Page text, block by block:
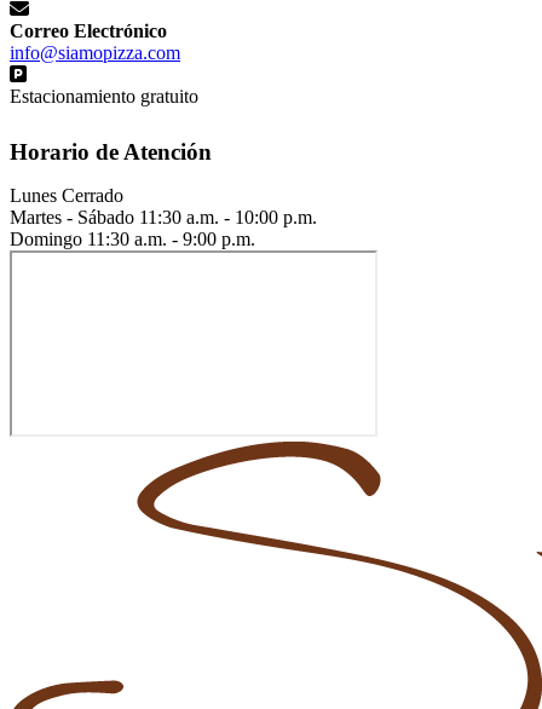
Correo Electrónico
info@siamopizza.com
Estacionamiento gratuito
Horario de Atención
Lunes Cerrado
Martes - Sábado 11:30 a.m. - 10:00 p.m.
Domingo 11:30 a.m. - 9:00 p.m.